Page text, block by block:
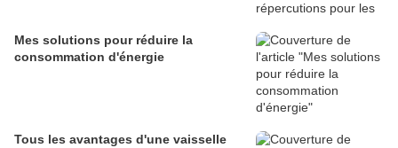
Mes solutions pour réduire la
consommation d'énergie
Tous les avantages d'une vaisselle